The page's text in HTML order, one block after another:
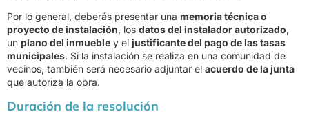
Por lo general, deberás presentar una memoria técnica o
proyecto de instalación, los datos del instalador autorizado,
un plano del inmueble y el justificante del pago de las tasas
municipales. Si la instalación se realiza en una comunidad de
vecinos, también será necesario adjuntar el acuerdo de la junta
que autoriza la obra.
Duración de la resolución